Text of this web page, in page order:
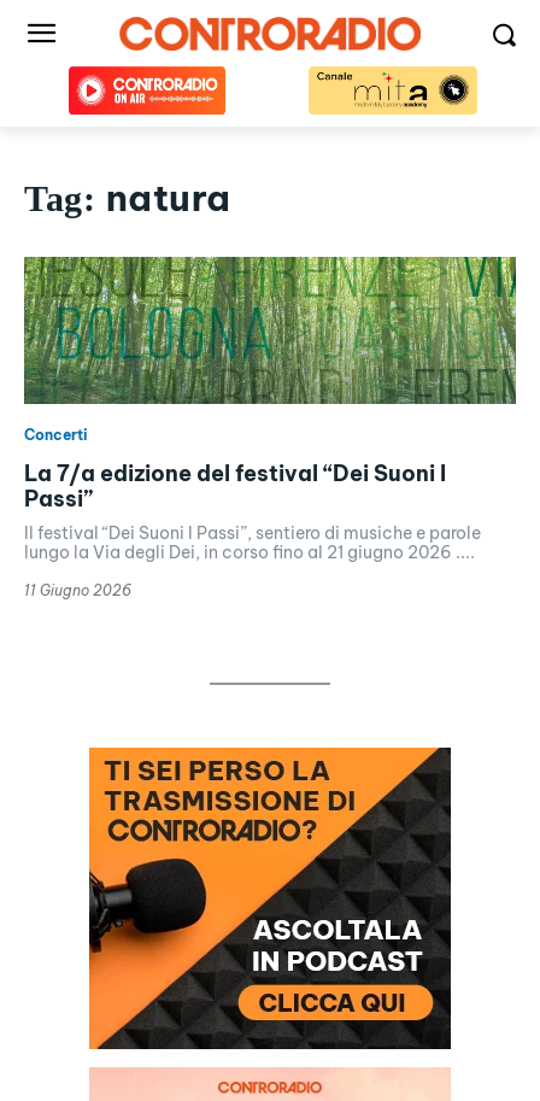
Tag: natura
Concerti
La 7/a edizione del festival “Dei Suoni I
Passi”
Il festival “Dei Suoni I Passi”, sentiero di musiche e parole
lungo la Via degli Dei, in corso fino al 21 giugno 2026 ....
11 Giugno 2026